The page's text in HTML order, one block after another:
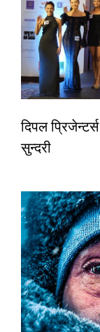
दिपल
सुन्दरी